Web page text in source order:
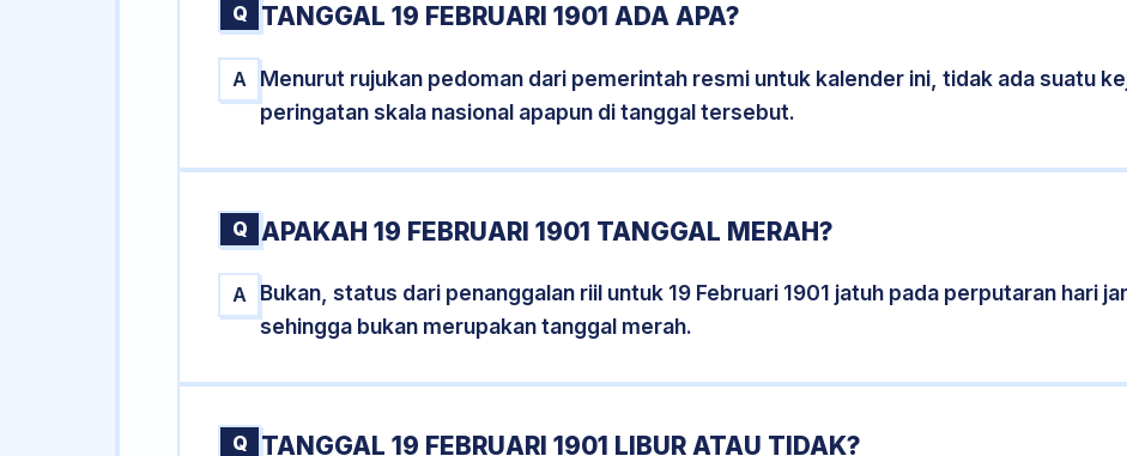
Q TANGGAL 19 FEBRUARI 1901 ADA APA?
A
Menurut rujukan pedoman dari pemerintah resmi untuk kalender ini, tidak ada suatu
peringatan skala nasional apapun di tanggal tersebut.
Q APAKAH 19 FEBRUARI 1901 TANGGAL MERAH?
A
Bukan, status dari penanggalan riil untuk 19 Februari 1901 jatuh pada perputaran hari
sehingga bukan merupakan tanggal merah.
Q TANGGAL 19 FEBRUARI 1901 LIBUR ATAU TIDAK?